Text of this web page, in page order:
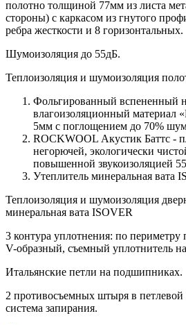
полотно толщиной 77мм из листа
стороны) c каркасом из гнутого
ребра жесткости и 8 горизонтальных.
Шумоизоляция до 55дБ.
Теплоизоляция и шумоизоляция
Фольгированный вспененный
влагоизоляционный материал
5мм с поглощением до 70%
ROCKWOOL Акустик Баттс -
негорючей, экологически
повышенной звукоизоляцией
Утеплитель минеральная вата
Теплоизоляция и шумоизоляция
минеральная вата ISOVER
3 контура уплотнения: по
V-образный, съемный уплотнитель
Итальянские петли на подшипниках.
2 противосъемных штыря в петлевой
система запирания.